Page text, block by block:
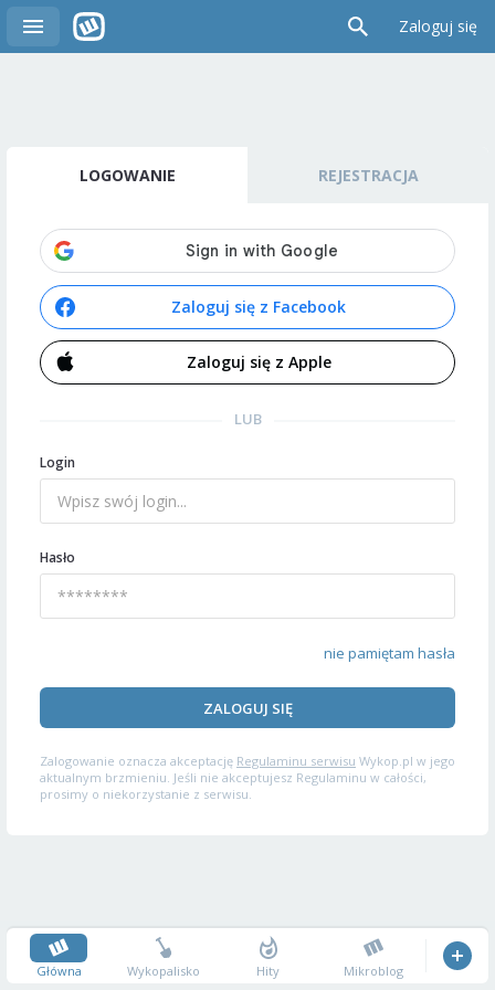
Zaloguj się
LOGOWANIE REJESTRACJA
Zaloguj się z Facebook
Zaloguj się z Apple
LUB
Login
Hasło
nie pamiętam hasła
ZALOGUJ SIĘ
Zalogowanie oznacza akceptację Regulaminu serwisu Wykop.pl w jego
aktualnym brzmieniu. Jeśli nie akceptujesz Regulaminu w całości,
prosimy o niekorzystanie z serwisu.
Główna Wykopalisko Hity Mikroblog